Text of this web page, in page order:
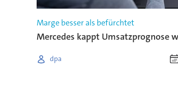
Marge besser als befürchtet
Mercedes kappt Umsatzprognose
dpa